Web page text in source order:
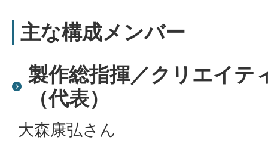
主な構成メンバー
製作総指揮／クリエイテ
（代表）
大森康弘さん